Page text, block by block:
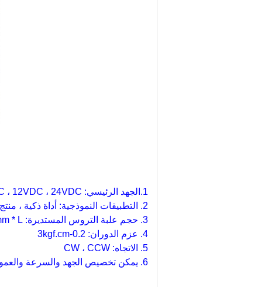
1.الجهد الرئيسي: 6VDC ، 12VDC ، 24VDC
2. التطبيقات النموذجية: أداة ذكية ، منتج رقمي ، قفل باب أوتوماتيكي ، معدات طبية ، مراقبة أمنية ، تطبيقات المنزل الذكي ، الروبوتات ...
3. حجم علبة التروس المستديرة: φ20mm * L.
4. عزم الدوران: 0.2-3kgf.cm
5. الاتجاه: CW ، CCW
6. يمكن تخصيص الجهد والسرعة والعمود على أساس